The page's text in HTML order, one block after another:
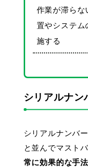
作業が滞ら
置やシステム
施する
シリアルナン
シリアルナンバ
と並んでマスト
常に効果的な手法